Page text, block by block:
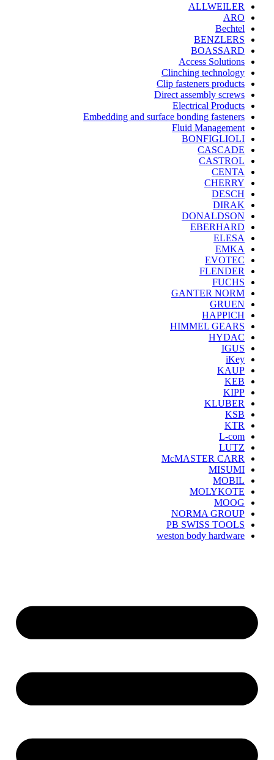
ALLWEILER
ARO
Bechtel
BENZLERS
BOASSARD
Access Solutions
Clinching technology
Clip fasteners products
Direct assembly screws
Electrical Products
Embedding and surface bonding fasteners
Fluid Management
BONFIGLIOLI
CASCADE
CASTROL
CENTA
CHERRY
DESCH
DIRAK
DONALDSON
EBERHARD
ELESA
EMKA
EVOTEC
FLENDER
FUCHS
GANTER NORM
GRUEN
HAPPICH
HIMMEL GEARS
HYDAC
IGUS
iKey
KAUP
KEB
KIPP
KLUBER
KSB
KTR
L-com
LUTZ
McMASTER CARR
MISUMI
MOBIL
MOLYKOTE
MOOG
NORMA GROUP
PB SWISS TOOLS
weston body hardware